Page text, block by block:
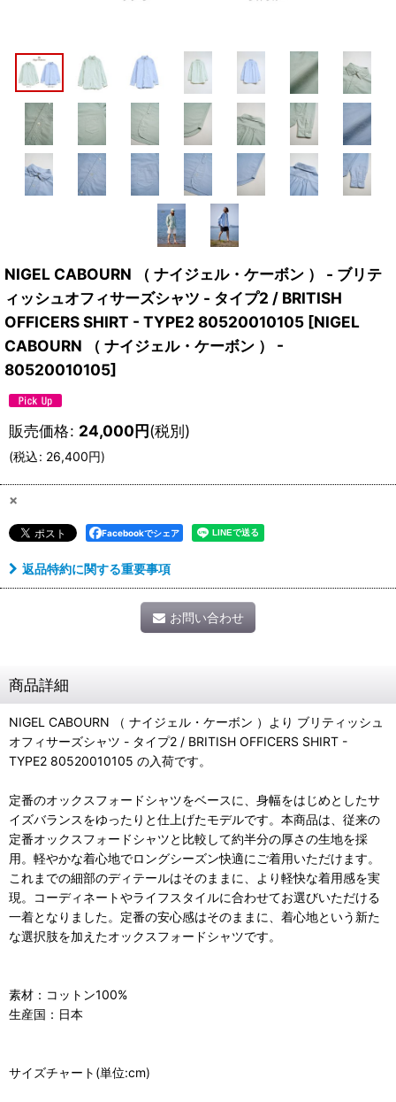
NIGEL CABOURN （ ナイジェル・ケーボン ） - ブリテ
ィッシュオフィサーズシャツ - タイプ2 / BRITISH
OFFICERS SHIRT - TYPE2 80520010105 [NIGEL
CABOURN （ ナイジェル・ケーボン ） -
80520010105]
販売価格: 24,000円(税別)
(税込: 26,400円)
×
Facebookでシェア
返品特約に関する重要事項
お問い合わせ
商品詳細
NIGEL CABOURN （ ナイジェル・ケーボン ）より ブリティッシュ
オフィサーズシャツ - タイプ2 / BRITISH OFFICERS SHIRT -
TYPE2 80520010105 の入荷です。
定番のオックスフォードシャツをベースに、身幅をはじめとしたサ
イズバランスをゆったりと仕上げたモデルです。本商品は、従来の
定番オックスフォードシャツと比較して約半分の厚さの生地を採
用。軽やかな着心地でロングシーズン快適にご着用いただけます。
これまでの細部のディテールはそのままに、より軽快な着用感を実
現。コーディネートやライフスタイルに合わせてお選びいただける
一着となりました。定番の安心感はそのままに、着心地という新た
な選択肢を加えたオックスフォードシャツです。
素材：コットン100%
生産国：日本
サイズチャート(単位:cm)